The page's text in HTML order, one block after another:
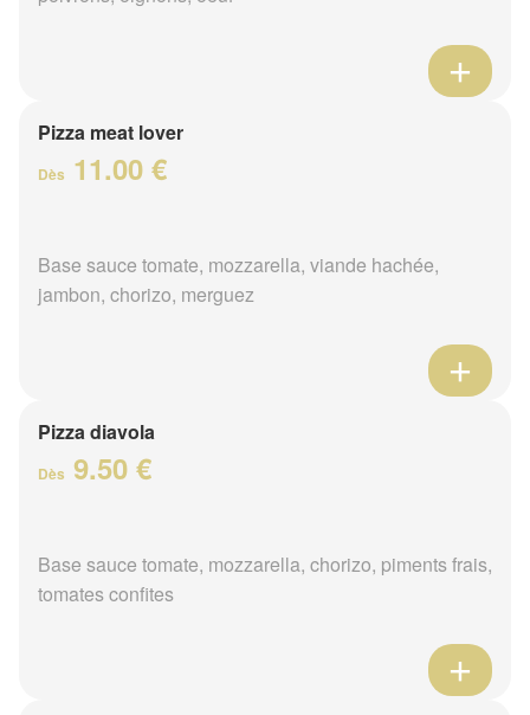
Pizza meat lover
Dès 11.00 €
Base sauce tomate, mozzarella, viande hachée,
jambon, chorizo, merguez
Pizza diavola
Dès 9.50 €
Base sauce tomate, mozzarella, chorizo, piments frais,
tomates confites